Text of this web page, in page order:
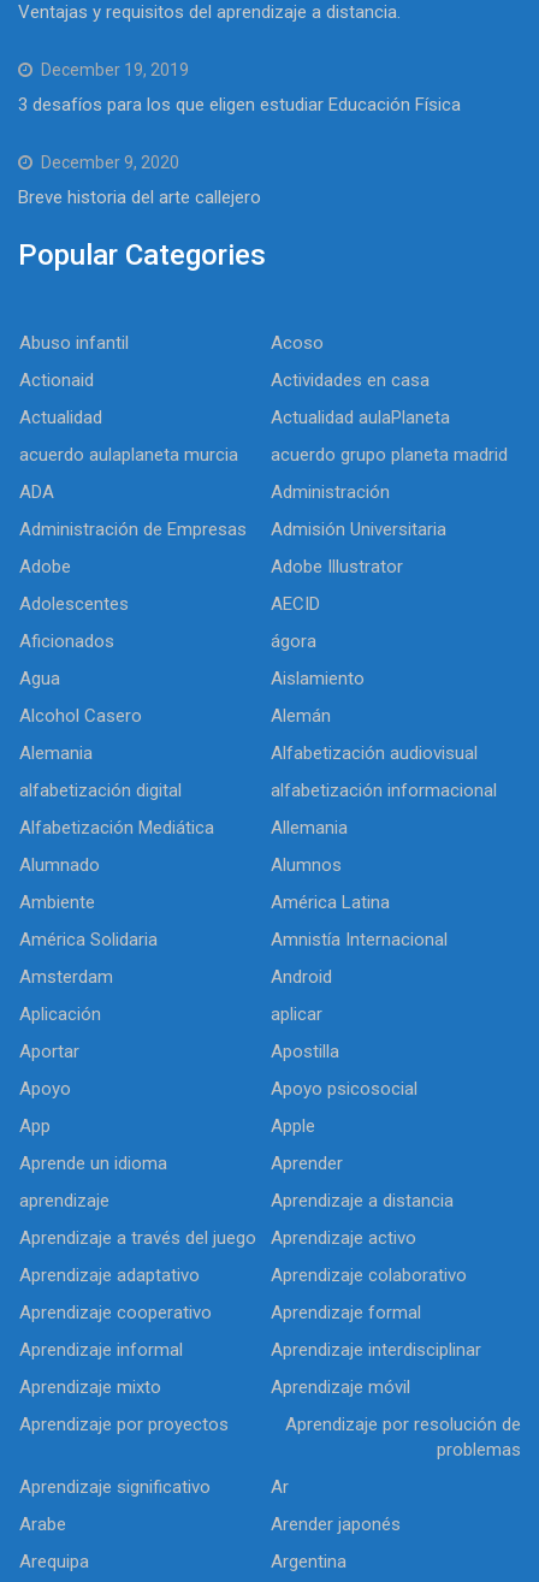
Ventajas y requisitos del aprendizaje a distancia.
December 19, 2019
3 desafíos para los que eligen estudiar Educación Física
December 9, 2020
Breve historia del arte callejero
Popular Categories
Abuso infantil
Acoso
Actionaid
Actividades en casa
Actualidad
Actualidad aulaPlaneta
acuerdo aulaplaneta murcia
acuerdo grupo planeta madrid
ADA
Administración
Administración de Empresas
Admisión Universitaria
Adobe
Adobe Illustrator
Adolescentes
AECID
Aficionados
ágora
Agua
Aislamiento
Alcohol Casero
Alemán
Alemania
Alfabetización audiovisual
alfabetización digital
alfabetización informacional
Alfabetización Mediática
Allemania
Alumnado
Alumnos
Ambiente
América Latina
América Solidaria
Amnistía Internacional
Amsterdam
Android
Aplicación
aplicar
Aportar
Apostilla
Apoyo
Apoyo psicosocial
App
Apple
Aprende un idioma
Aprender
aprendizaje
Aprendizaje a distancia
Aprendizaje a través del juego
Aprendizaje activo
Aprendizaje adaptativo
Aprendizaje colaborativo
Aprendizaje cooperativo
Aprendizaje formal
Aprendizaje informal
Aprendizaje interdisciplinar
Aprendizaje mixto
Aprendizaje móvil
Aprendizaje por proyectos
Aprendizaje por resolución de
problemas
Aprendizaje significativo
Ar
Arabe
Arender japonés
Arequipa
Argentina